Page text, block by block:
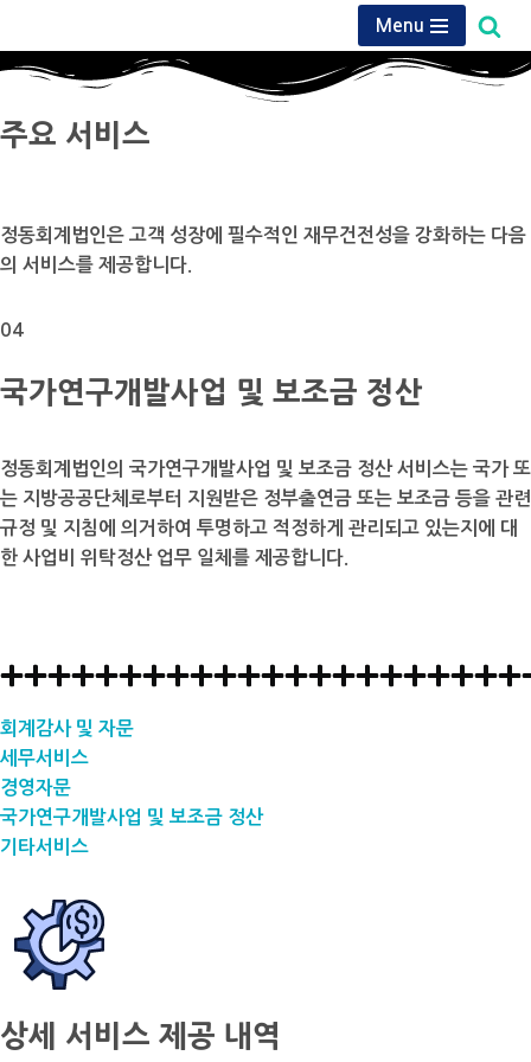
콘
츠
뛰
기
Menu
주요 서비스
정동회계법인은 고객 성장에 필수적인 재무건전성을 강화하는 다음
의 서비스를 제공합니다.
04
국가연구개발사업 및 보조금 정산
정동회계법인의 국가연구개발사업 및 보조금 정산 서비스는 국가 또
는 지방공공단체로부터 지원받은 정부출연금 또는 보조금 등을 관련
규정 및 지침에 의거하여 투명하고 적정하게 관리되고 있는지에 대
한 사업비 위탁정산 업무 일체를 제공합니다.
회계감사 및 자문
세무서비스
경영자문
국가연구개발사업 및 보조금 정산
기타서비스
상세 서비스 제공 내역